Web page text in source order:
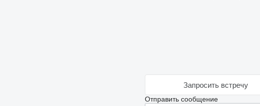
Запросить встречу
Отправить сообщение